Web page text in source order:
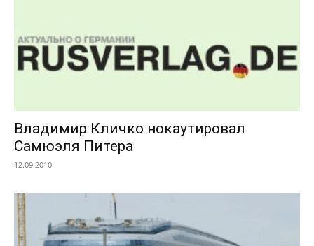
Владимир Кличко нокаутировал
Самюэля Питера
12.09.2010